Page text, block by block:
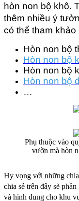
hòn non bộ khô.
thêm nhiều ý
có thể tham
Hòn non bộ
Hòn non bộ
Hòn non bộ
Hòn non bộ
…
Phụ thuộc vào
vườn mà hòn
Hy vọng với những
chia sẻ trên đây sẽ
và hình dung cho khu